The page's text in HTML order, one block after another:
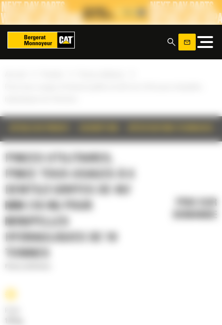
PINCES UTILITAIRES,
PINCE TOUS-USAGES À 6
DENTS/2 GRIFFES DE 457
MM (18 IN) POUR
MINIPELLES
HYDRAULIQUES DE 10
TONNES
Panneau de gestion des cookies